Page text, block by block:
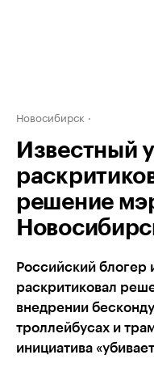
Новосибирск
Известный
решение
Российский блогер
раскритиковал
внедрении
троллейбусах и
инициатива